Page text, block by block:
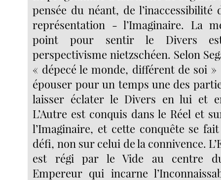
pensée du néant, de l’inaccessibilité
représentation - l’Imaginaire. La
point pour sentir le Divers
perspectivisme nietzschéen. Selon
« dépecé le monde, différent de soi »
épouser pour un temps une des
laisser éclater le Divers en lui et
L’Autre est conquis dans le Réel et
l’Imaginaire, et cette conquête se
défi, non sur celui de la connivence.
est régi par le Vide au centre
Empereur qui incarne